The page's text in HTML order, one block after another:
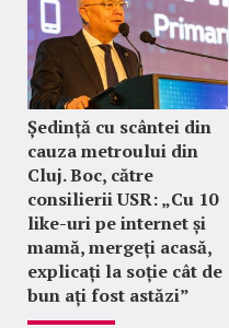
Ședință cu scântei din
cauza metroului din
Cluj. Boc, către
consilierii USR: „Cu 10
like-uri pe internet și
mamă, mergeți acasă,
explicați la soție cât de
bun ați fost astăzi”